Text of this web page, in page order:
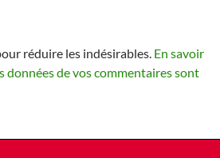
réduire les indésirables. En savoir
données de vos commentaires sont